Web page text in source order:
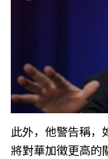
此外，他警告稱，
將對華加徵更高的